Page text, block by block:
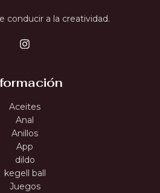
conducir a la creatividad.
Aceites
Anal
Anillos
App
dildo
kegell ball
Juegos